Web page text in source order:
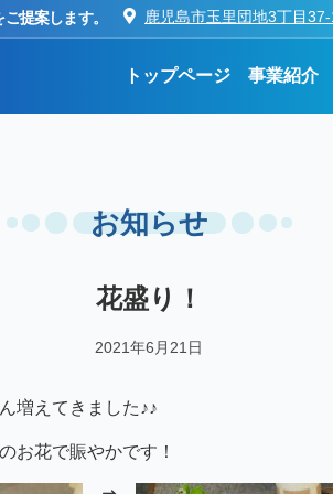
提案します。 鹿児島市玉里団地3丁目
トップページ 事業紹介
お知らせ
花盛り！
2021年6月21日
増えてきました♪♪
お花で賑やかです！